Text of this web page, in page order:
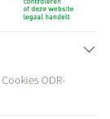
Cookies ODR-